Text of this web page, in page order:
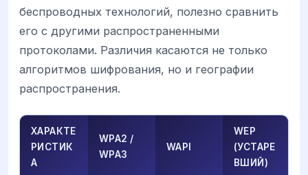
беспроводных технологий, полезно сравнить
его с другими распространенными
протоколами. Различия касаются не только
алгоритмов шифрования, но и географии
распространения.
ХАРАКТЕ
РИСТИК
А
WPA2 /
WPA3
WAPI
WEP
(УСТАРЕ
ВШИЙ)